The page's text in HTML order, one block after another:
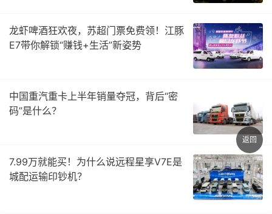
龙虾啤酒狂欢夜，苏超门票免费领！江豚
E7带你解锁“赚钱+生活”新姿势
中国重汽重卡上半年销量夺冠，背后“密
码”是什么？
7.99万就能买！为什么说远程星享V7E是
城配运输印钞机？
返回